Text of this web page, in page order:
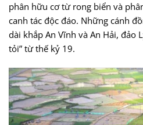
phân hữu cơ từ rong biển và
canh tác độc đáo. Những cánh
dài khắp An Vĩnh và An Hải, đảo
tỏi” từ thế kỷ 19.